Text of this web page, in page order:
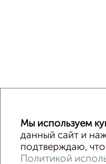
Без посредников В деревне
Деревянный
Мы используем
данный сайт и
подтверждаю,
Политикой